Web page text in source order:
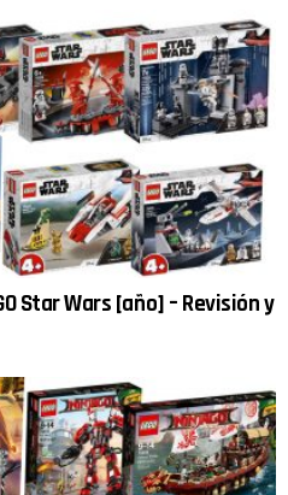
Star Wars [año] – Revisión y